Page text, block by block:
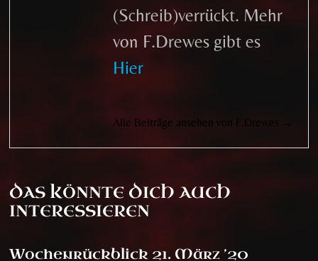
(Schreib)verrückt. Mehr
von F.Drewes gibt es
Hier
Alle Beiträge ansehen von F.Drewes →
DAS KÖNNTE DICH AUCH
INTERESSIEREN
Wochenrückblick 21. März ’20